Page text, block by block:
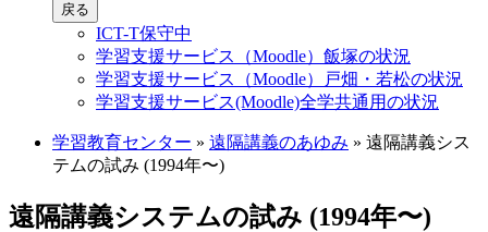
戻る
ICT-T保守中
学習支援サービス（Moodle）飯塚の状況
学習支援サービス（Moodle）戸畑・若松の状況
学習支援サービス(Moodle)全学共通用の状況
学習教育センター » 遠隔講義のあゆみ » 遠隔講義シス
テムの試み (1994年〜)
遠隔講義システムの試み (1994年〜)